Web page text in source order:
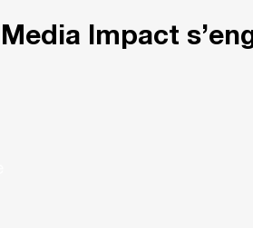
Impact